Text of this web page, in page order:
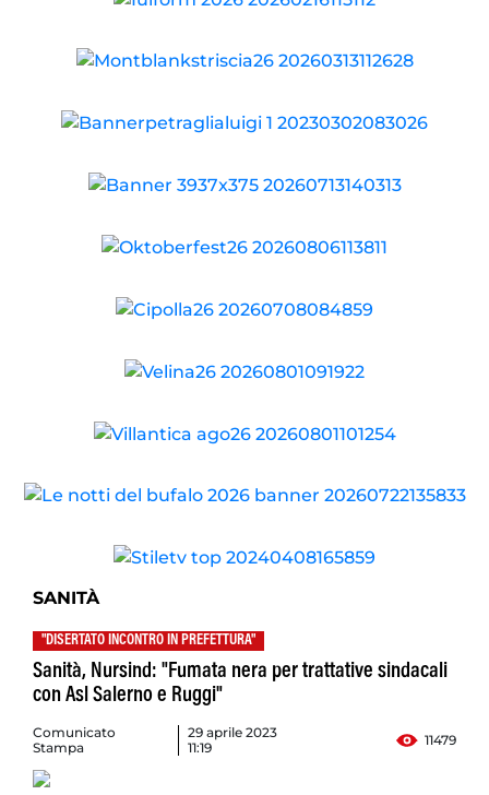
SANITÀ
"DISERTATO INCONTRO IN PREFETTURA"
Sanità, Nursind: "Fumata nera per trattative sindacali
con Asl Salerno e Ruggi"
Comunicato
Stampa
29 aprile 2023
11:19
11479